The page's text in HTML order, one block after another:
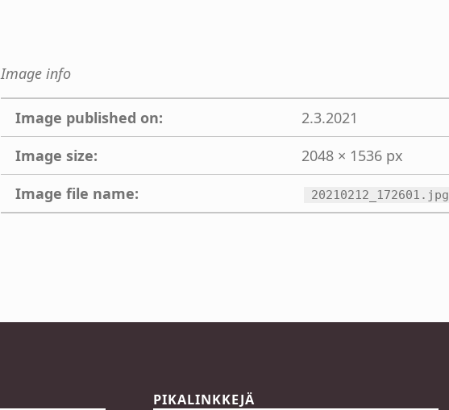
Image info
Image published on:
2.3.2021
Image size:
2048 × 1536 px
Image file name:
20210212_172601.jpg
PIKALINKKEJÄ